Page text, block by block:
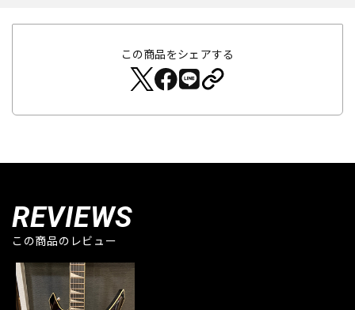
この商品をシェアする
REVIEWS
この商品のレビュー